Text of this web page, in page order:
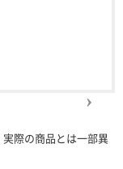
際の商品とは一部異